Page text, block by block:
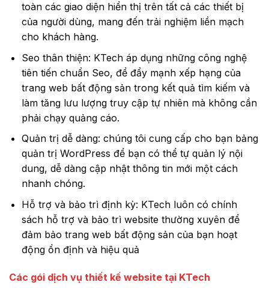
toàn các giao diện hiển thị trên tất cả các thiết bị
của người dùng, mang đến trải nghiệm liền mạch
cho khách hàng.
Seo thân thiện: KTech áp dụng những công nghệ
tiên tiến chuẩn Seo, để đẩy mạnh xếp hạng của
trang web bất động sản trong kết quả tìm kiếm và
làm tăng lưu lượng truy cập tự nhiên mà không cần
phải chạy quảng cáo.
Quản trị dễ dàng: chúng tôi cung cấp cho bạn bảng
quản trị WordPress để bạn có thể tự quản lý nội
dung, dễ dàng cập nhật thông tin mới một cách
nhanh chóng.
Hỗ trợ và bảo trì định kỳ: KTech luôn có chính
sách hỗ trợ và bảo trì website thường xuyên để
đảm bảo trang web bất động sản của bạn hoạt
động ổn định và hiệu quả
Các gói dịch vụ thiết kế website tại KTech